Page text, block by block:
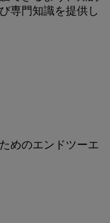
専門知識を提供し
めのエンドツーエ